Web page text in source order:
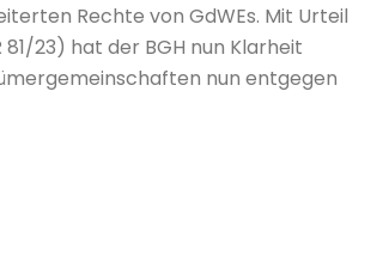
Rechte von GdWEs. Mit Urteil
81/23) hat der BGH nun Klarheit
nun entgegen